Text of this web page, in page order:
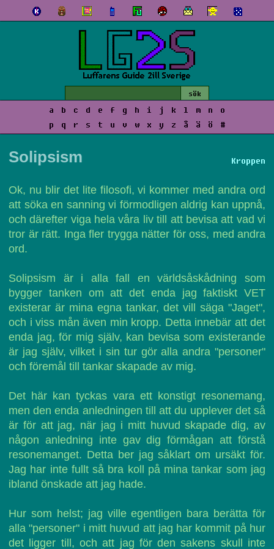
a b c d e f g h i j k l m n
o
p
q r s t u v w x y z å ä ö #
Kroppen
Solipsism
Ok, nu blir det lite filosofi, vi kommer med andra ord
att söka en sanning vi förmodligen aldrig kan uppnå,
och därefter viga hela våra liv till att bevisa att vad vi
tror är rätt. Inga fler trygga nätter för oss, med andra
ord.
Solipsism är i alla fall en världsåskådning som
bygger tanken om att det enda jag faktiskt VET
existerar är mina egna tankar, det vill säga "Jaget",
och i viss mån även min kropp. Detta innebär att det
enda jag, för mig själv, kan bevisa som existerande
är jag själv, vilket i sin tur gör alla andra "personer"
och föremål till tankar skapade av mig.
Det här kan tyckas vara ett konstigt resonemang,
men den enda anledningen till att du upplever det så
är för att jag, när jag i mitt huvud skapade dig, av
någon anledning inte gav dig förmågan att förstå
resonemanget. Detta ber jag såklart om ursäkt för.
Jag har inte fullt så bra koll på mina tankar som jag
ibland önskade att jag hade.
Hur som helst; jag ville egentligen bara berätta för
alla "personer" i mitt huvud att jag har kommit på hur
det ligger till, och att jag för den sakens skull inte